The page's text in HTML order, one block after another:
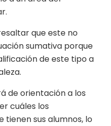
que este no
sumativa porque
de este tipo a
de orientación a los
cuáles los
tienen sus alumnos, lo